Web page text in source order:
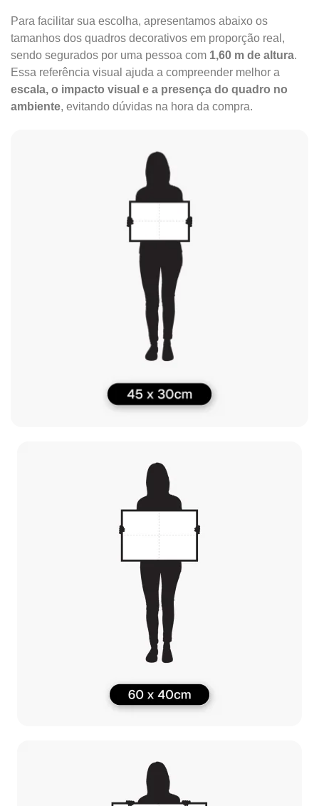
Para facilitar sua escolha, apresentamos abaixo os
tamanhos dos quadros decorativos em proporção real,
sendo segurados por uma pessoa com 1,60 m de altura.
Essa referência visual ajuda a compreender melhor a
escala, o impacto visual e a presença do quadro no
ambiente, evitando dúvidas na hora da compra.